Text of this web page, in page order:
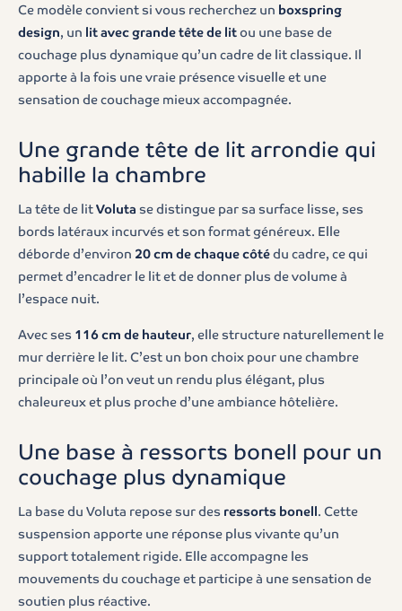
Ce modèle convient si vous recherchez un boxspring
design, un lit avec grande tête de litou une base de
couchage plus dynamique qu’un cadre de lit classique. Il
apporte à la fois une vraie présence visuelle et une
sensation de couchage mieux accompagnée.
Une grande tête de lit arrondie qui
habille la chambre
La tête de litVoluta se distingue par sa surface lisse, ses
bords latéraux incurvés et son format généreux. Elle
déborde d’environ 20 cm de chaque côtédu cadre, ce qui
permet d’encadrer le lit et de donner plus de volume à
l’espace nuit.
Avec ses 116 cm de hauteur, elle structure naturellement le
mur derrière le lit. C’est un bon choix pour une chambre
principale où l’on veut un rendu plus élégant, plus
chaleureux et plus proche d’une ambiance hôtelière.
Une base à ressorts bonell pour un
couchage plus dynamique
La base du Voluta repose sur des ressorts bonell. Cette
suspension apporte une réponse plus vivante qu’un
support totalement rigide. Elle accompagne les
mouvements du couchage et participe à une sensation de
soutien plus réactive.